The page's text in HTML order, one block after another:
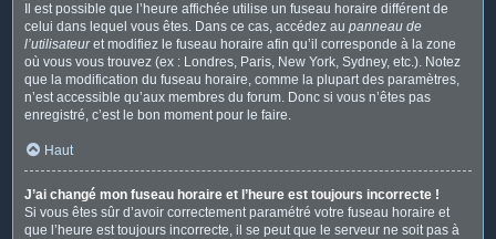
Il est possible que l’heure affichée utilise un fuseau horaire différent de
celui dans lequel vous êtes. Dans ce cas, accédez au panneau de
l’utilisateuret modifiez le fuseau horaire afin qu’il corresponde à la zone
où vous vous trouvez (ex : Londres, Paris, New York, Sydney, etc.). Notez
que la modification du fuseau horaire, comme la plupart des paramètres,
n’est accessible qu’aux membres du forum. Donc si vous n’êtes pas
enregistré, c’est le bon moment pour le faire.
Haut
J’ai changé mon fuseau horaire et l’heure est toujours incorrecte !
Si vous êtes sûr d’avoir correctement paramétré votre fuseau horaire et
que l’heure est toujours incorrecte, il se peut que le serveur ne soit pas à